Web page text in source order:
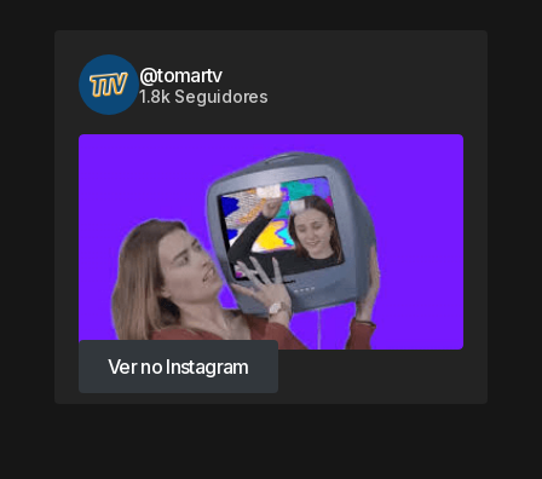
@tomartv
1.8k Seguidores
Ver no Instagram
Ver no Instagram